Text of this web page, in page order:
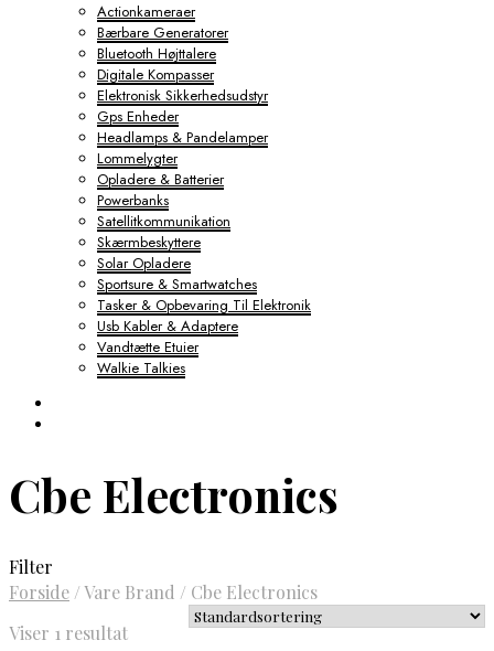
Actionkameraer
Bærbare Generatorer
Bluetooth Højttalere
Digitale Kompasser
Elektronisk Sikkerhedsudstyr
Gps Enheder
Headlamps & Pandelamper
Lommelygter
Opladere & Batterier
Powerbanks
Satellitkommunikation
Skærmbeskyttere
Solar Opladere
Sportsure & Smartwatches
Tasker & Opbevaring Til Elektronik
Usb Kabler & Adaptere
Vandtætte Etuier
Walkie Talkies
Cbe Electronics
Filter
Forside /Vare Brand / Cbe Electronics
Viser 1 resultat